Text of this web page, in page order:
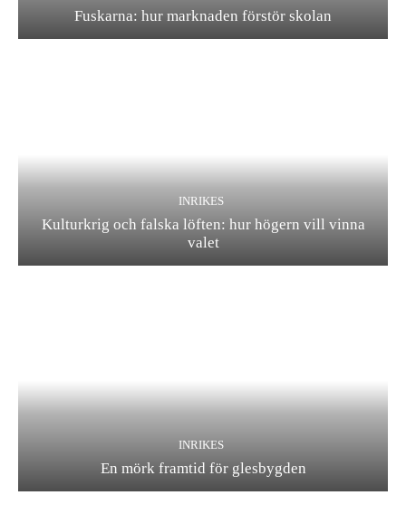
Fuskarna: hur marknaden förstör skolan
INRIKES
Kulturkrig och falska löften: hur högern vill vinna
valet
INRIKES
En mörk framtid för glesbygden